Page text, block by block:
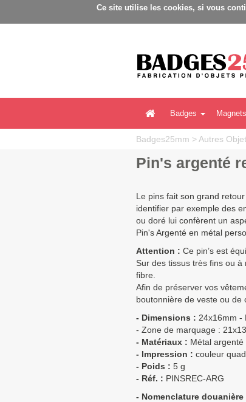
Ce site utilise les cookies, si vous
Badges Magnets
Badges25mm > Autres
Pin's argenté
Le pins fait son grand
identifier par exemple des
ou doré lui confèrent un
Pin's Argenté en métal
Attention : Ce pin’s est
Sur des tissus très fins ou
fibre.
Afin de préserver vos
boutonnière de veste ou de
- Dimensions : 24x16mm -
- Zone de marquage :
- Matériaux : Métal argenté
- Impression : couleur
- Poids : 5 g
- Réf. : PINSREC-ARG
- Nomenclature douanière